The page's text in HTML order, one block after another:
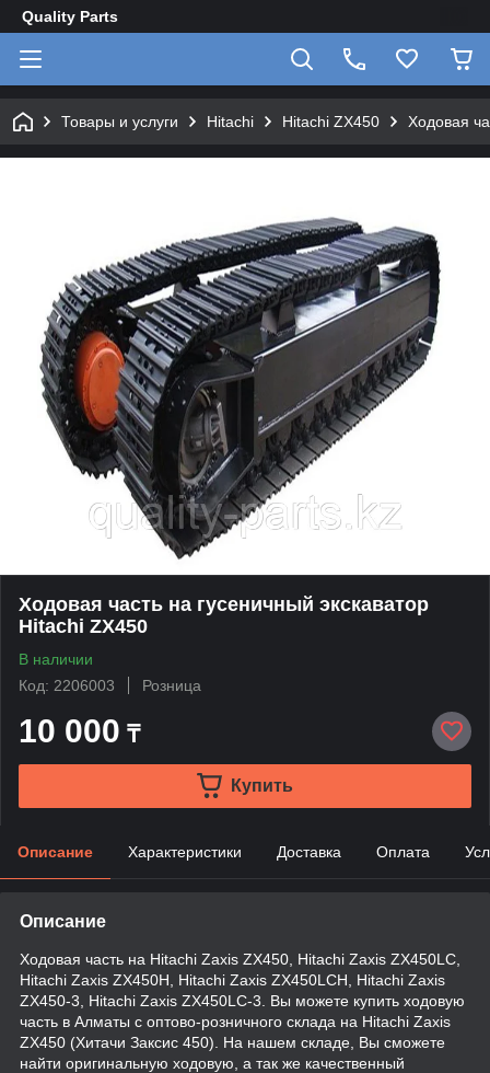
Quality Parts
Товары и услуги Hitachi Hitachi ZX450 Ходовая
Ходовая часть на гусеничный экскаватор
Hitachi ZX450
В наличии
Код: 2206003
Розница
10 000 ₸
Купить
Описание Характеристики Доставка Оплата
Описание
Ходовая часть на Hitachi Zaxis ZX450, Hitachi Zaxis ZX450LC,
Hitachi Zaxis ZX450H, Hitachi Zaxis ZX450LCH, Hitachi Zaxis
ZX450-3, Hitachi Zaxis ZX450LC-3. Вы можете купить ходовую
часть в Алматы с оптово-розничного склада на Hitachi Zaxis
ZX450 (Хитачи Заксис 450). На нашем складе, Вы сможете
найти оригинальную ходовую, а так же качественный